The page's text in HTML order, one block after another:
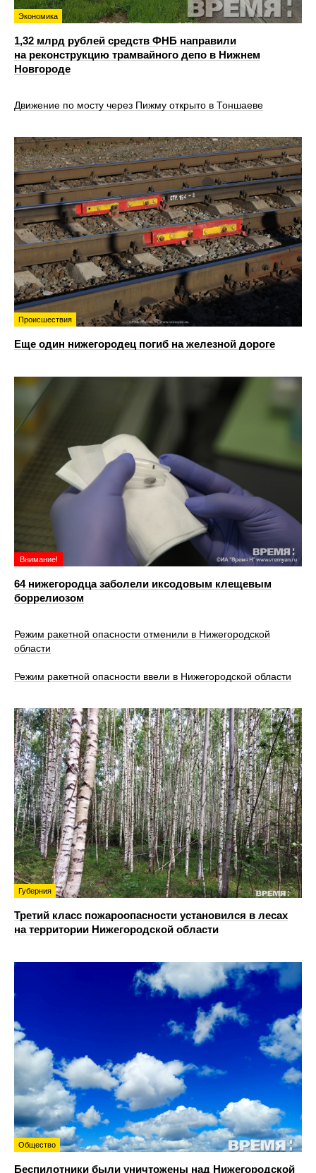
Экономика
1,32 млрд рублей средств ФНБ направили
на реконструкцию трамвайного депо в Нижнем
Новгороде
Движение по мосту через Пижму открыто в Тоншаеве
Происшествия
Еще один нижегородец погиб на железной дороге
Внимание!
64 нижегородца заболели иксодовым клещевым
боррелиозом
Режим ракетной опасности отменили в Нижегородской
области
Режим ракетной опасности ввели в Нижегородской области
Губерния
Третий класс пожароопасности установился в лесах
на территории Нижегородской области
Общество
Беспилотники были уничтожены над Нижегородской